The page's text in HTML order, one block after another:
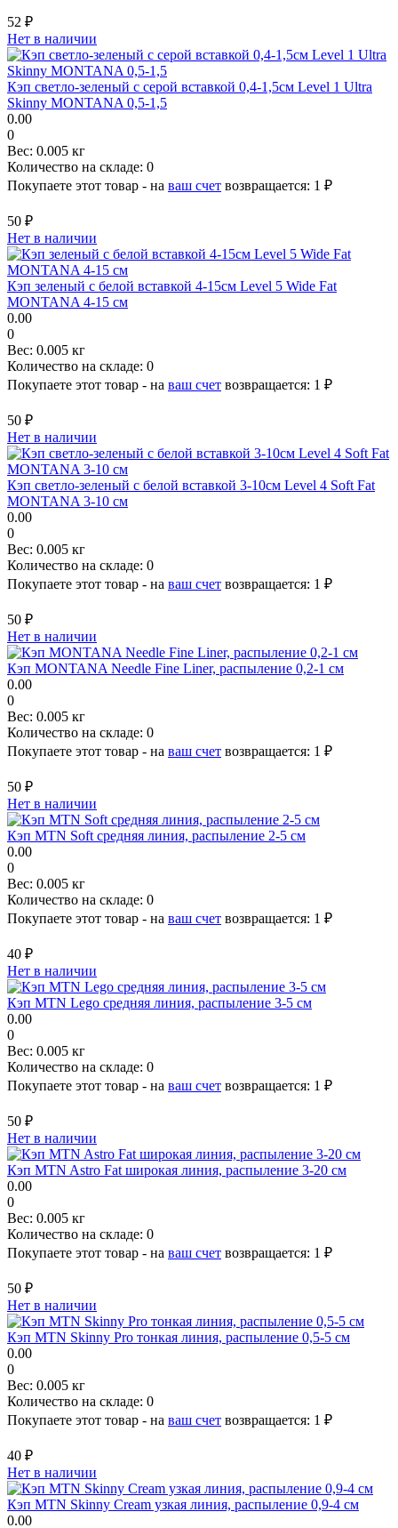
52 ₽
Нет в наличии
Кэп светло-зеленый с серой вставкой 0,4-1,5см Level 1 Ultra
Skinny MONTANA 0,5-1,5
0.00
0
Вес: 0.005 кг
Количество на складе: 0
Покупаете этот товар - на ваш счет возвращается: 1 ₽
50 ₽
Нет в наличии
Кэп зеленый с белой вставкой 4-15см Level 5 Wide Fat
MONTANA 4-15 см
0.00
0
Вес: 0.005 кг
Количество на складе: 0
Покупаете этот товар - на ваш счет возвращается: 1 ₽
50 ₽
Нет в наличии
Кэп светло-зеленый с белой вставкой 3-10см Level 4 Soft Fat
MONTANA 3-10 см
0.00
0
Вес: 0.005 кг
Количество на складе: 0
Покупаете этот товар - на ваш счет возвращается: 1 ₽
50 ₽
Нет в наличии
Кэп MONTANA Needle Fine Liner, распыление 0,2-1 см
0.00
0
Вес: 0.005 кг
Количество на складе: 0
Покупаете этот товар - на ваш счет возвращается: 1 ₽
50 ₽
Нет в наличии
Кэп MTN Soft средняя линия, распыление 2-5 см
0.00
0
Вес: 0.005 кг
Количество на складе: 0
Покупаете этот товар - на ваш счет возвращается: 1 ₽
40 ₽
Нет в наличии
Кэп MTN Lego средняя линия, распыление 3-5 см
0.00
0
Вес: 0.005 кг
Количество на складе: 0
Покупаете этот товар - на ваш счет возвращается: 1 ₽
50 ₽
Нет в наличии
Кэп MTN Astro Fat широкая линия, распыление 3-20 см
0.00
0
Вес: 0.005 кг
Количество на складе: 0
Покупаете этот товар - на ваш счет возвращается: 1 ₽
50 ₽
Нет в наличии
Кэп MTN Skinny Pro тонкая линия, распыление 0,5-5 см
0.00
0
Вес: 0.005 кг
Количество на складе: 0
Покупаете этот товар - на ваш счет возвращается: 1 ₽
40 ₽
Нет в наличии
Кэп MTN Skinny Cream узкая линия, распыление 0,9-4 см
0.00